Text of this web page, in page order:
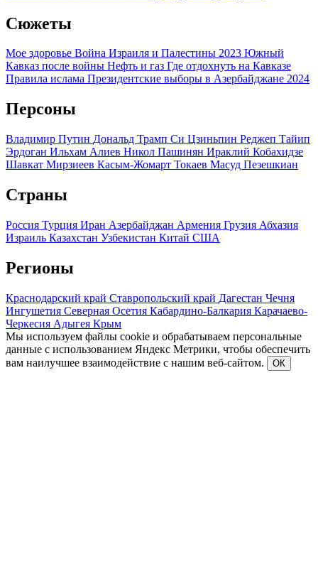
Сюжеты
Мое здоровье Война Израиля и Палестины 2023 Южный
Кавказ после войны Нефть и газ Где отдохнуть на Кавказе
Правила ислама Президентские выборы в Азербайджане 2024
Персоны
Владимир Путин Дональд Трамп Си Цзиньпин Реджеп Тайип
Эрдоган Ильхам Алиев Никол Пашинян Ираклий Кобахидзе
Шавкат Мирзиеев Касым-Жомарт Токаев Масуд Пезешкиан
Страны
Россия Турция Иран Азербайджан Армения Грузия Абхазия
Израиль Казахстан Узбекистан Китай США
Регионы
Краснодарский край Ставропольский край Дагестан Чечня
Ингушетия Северная Осетия Кабардино-Балкария Карачаево-
Черкесия Адыгея Крым
Мы используем файлы cookie и обрабатываем персональные
данные с использованием Яндекс Метрики, чтобы обеспечить
вам наилучшее взаимодействие с нашим веб-сайтом.
ОК